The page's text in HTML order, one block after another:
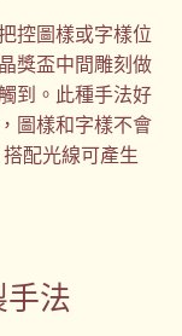
控圖樣或字樣位
獎盃中間雕刻做
到。此種手法好
圖樣和字樣不會
配光線可產生
法